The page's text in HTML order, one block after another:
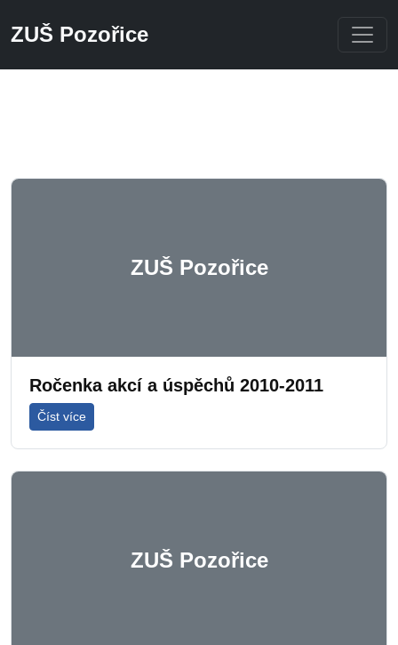
ZUŠ Pozořice
ZUŠ Pozořice
Ročenka akcí a úspěchů 2010-2011
Číst více
ZUŠ Pozořice